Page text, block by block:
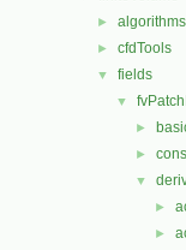
► algorithms
► cfdTools
▼ fields
▼
►
►
▼
►
►